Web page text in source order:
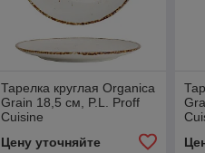
Тарелка круглая Organica
Grain 18,5 см, P.L. Proff
Cuisine
Цену уточняйте